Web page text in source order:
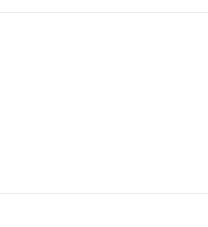
ป็นก้าวสำคัญในอุตสาหกรรมเกมมือถือ